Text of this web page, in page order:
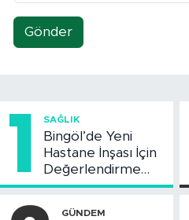
Gönder
1 SAĞLIK
Bingöl’de Yeni
Hastane İnşası İçin
Değerlendirme
Toplantısı Yapıldı
GÜNDEM